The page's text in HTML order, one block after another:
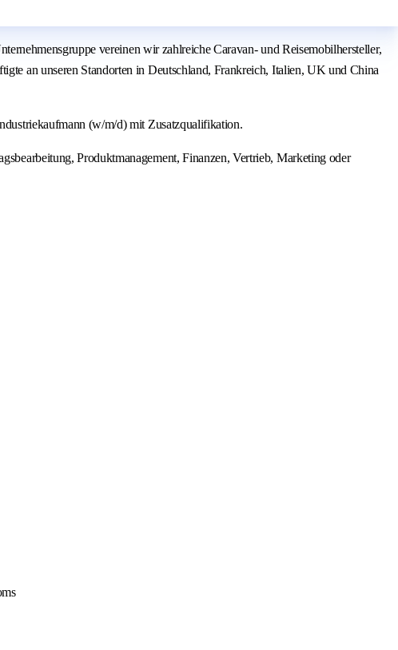
vereinen wir zahlreiche Caravan- und Reisemobilhersteller,
an unseren Standorten in Deutschland, Frankreich, Italien, UK und China
(w/m/d) mit Zusatzqualifikation.
Produktmanagement, Finanzen, Vertrieb, Marketing oder